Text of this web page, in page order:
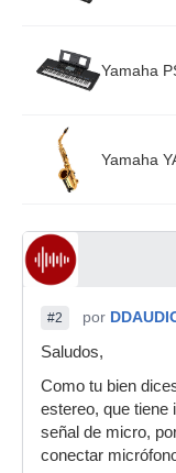
Yamaha
Yamaha
#2 por
Saludos,
Como tu bien
estereo, que tiene
señal de micro,
conectar